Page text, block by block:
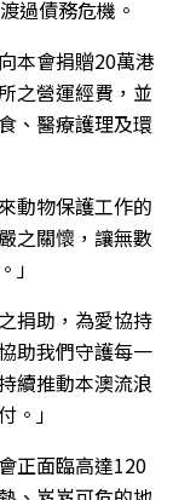
過債務危機。
本會捐贈20萬港
之營運經費，並
、醫療護理及環
動物保護工作的
之關懷，讓無數
」
捐助，為愛協持
助我們守護每一
續推動本澳流浪
。」
正面臨高達120